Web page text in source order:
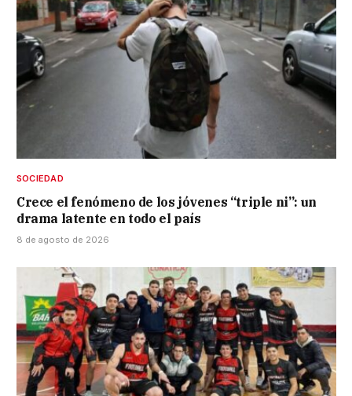
SOCIEDAD
Crece el fenómeno de los jóvenes “triple ni”: un
drama latente en todo el país
8 de agosto de 2026